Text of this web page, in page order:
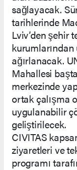
sağlayacak.
tarihlerinde
Lviv’den şehir
kurumlarından
ağırlanacak.
Mahallesi
merkezinde
ortak çalışma
uygulanabilir
geliştirilecek.
CIVITAS
ziyaretleri ve
programı